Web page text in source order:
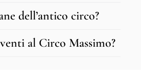
dell’antico circo?
al Circo Massimo?